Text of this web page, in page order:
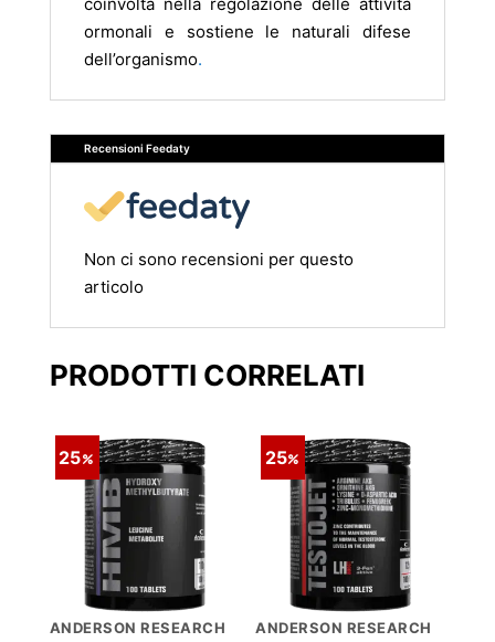
coinvolta nella regolazione delle attività
ormonali e sostiene le naturali difese
dell’organismo.
Recensioni Feedaty
Non ci sono recensioni per questo
articolo
PRODOTTI CORRELATI
25
ANDERSON RESEARCH
25
ANDERSON RESEARCH